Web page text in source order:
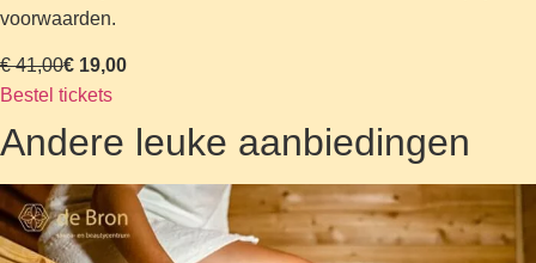
voorwaarden.
€ 41,00€ 19,00
Bestel tickets
Andere leuke aanbiedingen